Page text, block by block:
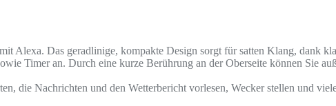
Alexa. Das geradlinige, kompakte Design sorgt für satten Klang, dank
Timer an. Durch eine kurze Berührung an der Oberseite können Sie
die Nachrichten und den Wetterbericht vorlesen, Wecker stellen und